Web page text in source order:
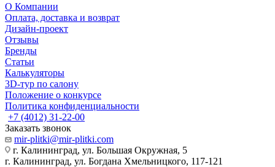
О Компании
Оплата, доставка и возврат
Дизайн-проект
Отзывы
Бренды
Статьи
Калькуляторы
3D-тур по салону
Положение о конкурсе
Политика конфиденциальности
+7 (4012) 31-22-00
Заказать звонок
mir-plitki@mir-plitki.com
г. Калининград, ул. Большая Окружная, 5
г. Калининград, ул. Богдана Хмельницкого, 117-121